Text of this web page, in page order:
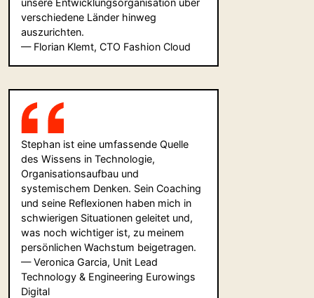
unsere Entwicklungsorganisation über
verschiedene Länder hinweg
auszurichten.
— Florian Klemt, CTO Fashion Cloud
Stephan ist eine umfassende Quelle
des Wissens in Technologie,
Organisationsaufbau und
systemischem Denken. Sein Coaching
und seine Reflexionen haben mich in
schwierigen Situationen geleitet und,
was noch wichtiger ist, zu meinem
persönlichen Wachstum beigetragen.
— Veronica Garcia, Unit Lead
Technology & Engineering Eurowings
Digital